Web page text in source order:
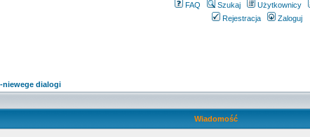
FAQ Szukaj Użytkownicy
Rejestracja
Zaloguj
niewege dialogi
Wiadomość